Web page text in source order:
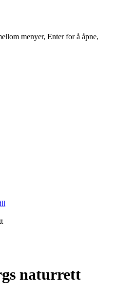
menyer, Enter for å åpne,
naturrett